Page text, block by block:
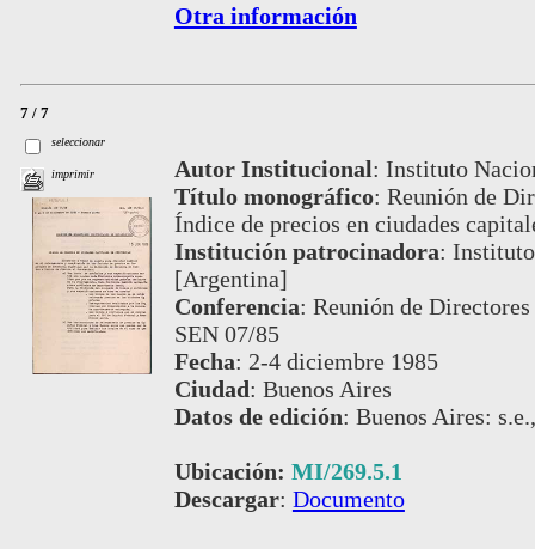
Otra información
7 / 7
seleccionar
imprimir Autor Institucional: Instituto
Título monográfico: Reunión de
Índice de precios en ciudades
Institución patrocinadora:
[Argentina]
Conferencia: Reunión de
SEN 07/85
Fecha: 2-4 diciembre 1985
Ciudad: Buenos Aires
Datos de edición: Buenos Aires:
Ubicación: MI/269.5.1
Descargar: Documento